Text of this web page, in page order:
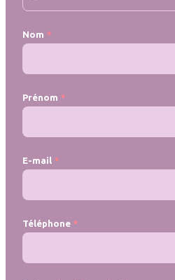
Nom
Prénom
E-mail
Téléphone